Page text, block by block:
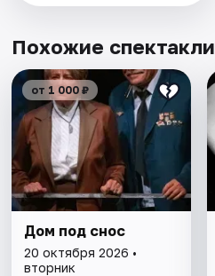
Похожие спектакли
от 1 000 ₽
Дом под снос
20 октября 2026 •
вторник